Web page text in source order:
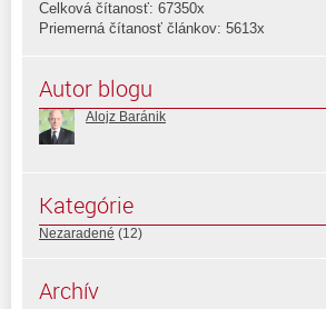
Celková čítanosť: 67350x
Priemerná čítanosť článkov: 5613x
Autor blogu
Alojz Baránik
Kategórie
Nezaradené (12)
Archív